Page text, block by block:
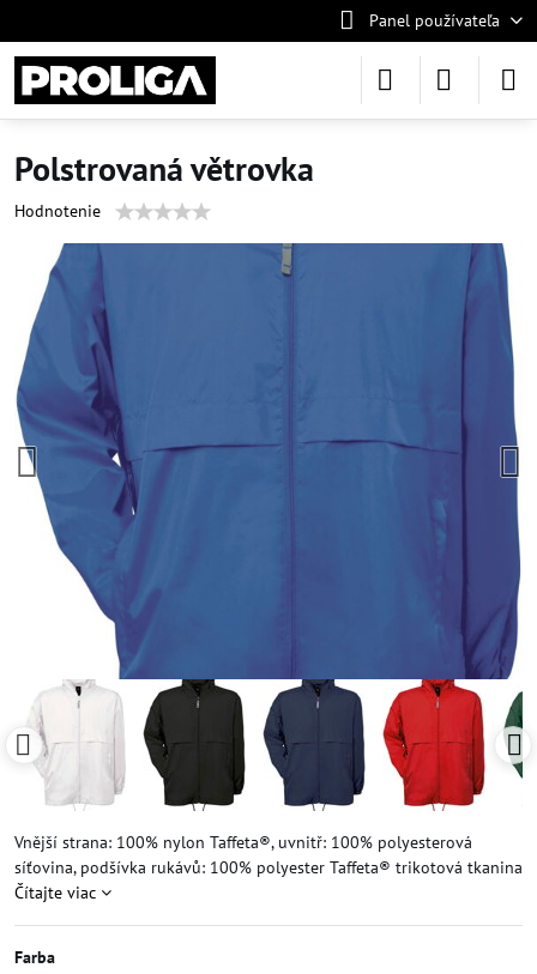
Panel používateľa
Polstrovaná větrovka
Hodnotenie
Vnější strana: 100% nylon Taffeta®, uvnitř: 100% polyesterová
síťovina, podšívka rukávů: 100% polyester Taffeta® trikotová tkanina
Čítajte viac
Farba